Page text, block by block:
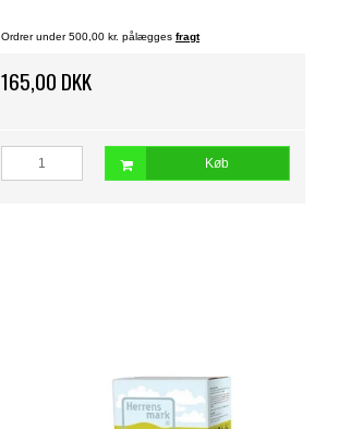
Ordrer under 500,00 kr. pålægges fragt
165,00 DKK
Køb